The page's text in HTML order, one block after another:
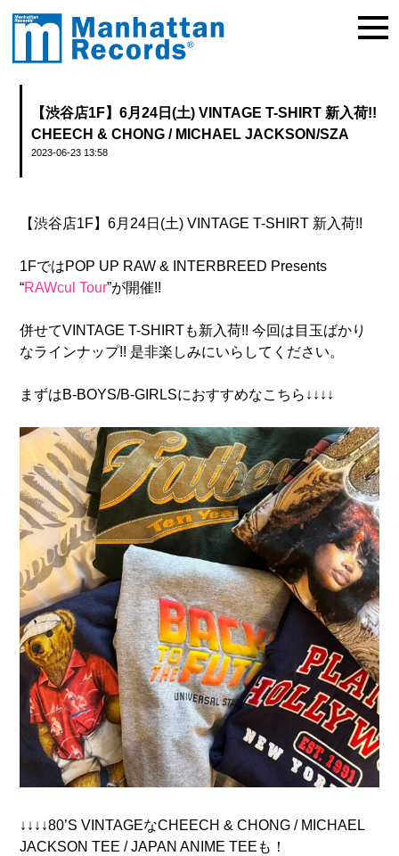
【渋谷店1F】6月24日(土) VINTAGE T-SHIRT 新入荷!!
CHEECH & CHONG / MICHAEL JACKSON/SZA
2023-06-23 13:58
【渋谷店1F】6月24日(土) VINTAGE T-SHIRT 新入荷!!
1FではPOP UP RAW & INTERBREED Presents
“RAWcul Tour”が開催!!
併せてVINTAGE T-SHIRTも新入荷!! 今回は目玉ばかり
なラインナップ!! 是非楽しみにいらしてください。
まずはB-BOYS/B-GIRLSにおすすめなこちら↓↓↓↓
↓↓↓↓80’S VINTAGEなCHEECH & CHONG / MICHAEL
JACKSON TEE / JAPAN ANIME TEEも！